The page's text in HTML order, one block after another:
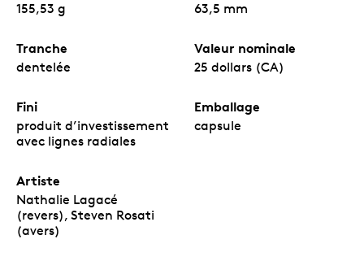
155,53 g 63,5 mm
Tranche
dentelée
Valeur nominale
25 dollars (CA)
Fini
produit d’investissement
avec lignes radiales
Emballage
capsule
Artiste
Nathalie Lagacé
(revers), Steven Rosati
(avers)